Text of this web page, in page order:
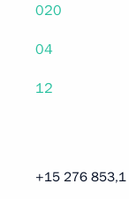
020
04
12
+15 276 853,1